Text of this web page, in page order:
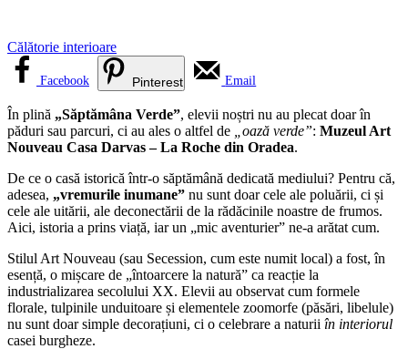
Călătorie interioare
Facebook Pinterest Email
În plină „Săptămâna Verde”, elevii noștri nu au plecat doar în
păduri sau parcuri, ci au ales o altfel de
„oază verde”: Muzeul Art
Nouveau Casa Darvas – La Roche din Oradea.
De ce o casă istorică într-o săptămână dedicată mediului? Pentru că,
adesea, „vremurile inumane” nu sunt doar cele ale poluării, ci și
cele ale uitării, ale deconectării de la rădăcinile noastre de frumos.
Aici, istoria a prins viață, iar un „mic aventurier” ne-a arătat cum.
Stilul Art Nouveau (sau Secession, cum este numit local) a fost, în
esență, o mișcare de „întoarcere la natură” ca reacție la
industrializarea secolului XX. Elevii au observat cum formele
florale, tulpinile unduitoare și elementele zoomorfe (păsări, libelule)
nu sunt doar simple decorațiuni, ci o celebrare a naturii în interiorul
casei burgheze.